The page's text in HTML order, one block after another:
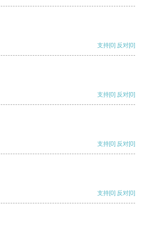
支持[0] 反对[0]
支持[0] 反对[0]
支持[0] 反对[0]
支持[0] 反对[0]